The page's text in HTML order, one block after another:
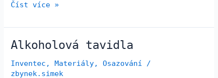
Číst více »
Alkoholová tavidla
Inventec ,Materiály,Osazování
/
zbynek.simek
Alkoholová